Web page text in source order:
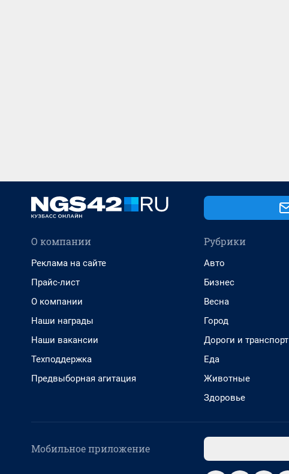
О компании
Реклама на сайте
Прайс-лист
О компании
Наши награды
Наши вакансии
Техподдержка
Предвыборная агитация
Рубрики
Авто
Бизнес
Весна
Город
Дороги и транспорт
Еда
Животные
Здоровье
Мобильное приложение